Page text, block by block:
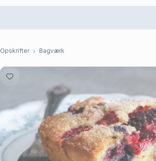
Opskrifter Bagværk